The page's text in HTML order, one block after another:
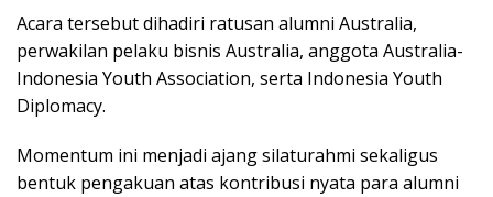
Acara tersebut dihadiri ratusan alumni Australia,
perwakilan pelaku bisnis Australia, anggota Australia-
Indonesia Youth Association, serta Indonesia Youth
Diplomacy.
Momentum ini menjadi ajang silaturahmi sekaligus
bentuk pengakuan atas kontribusi nyata para alumni